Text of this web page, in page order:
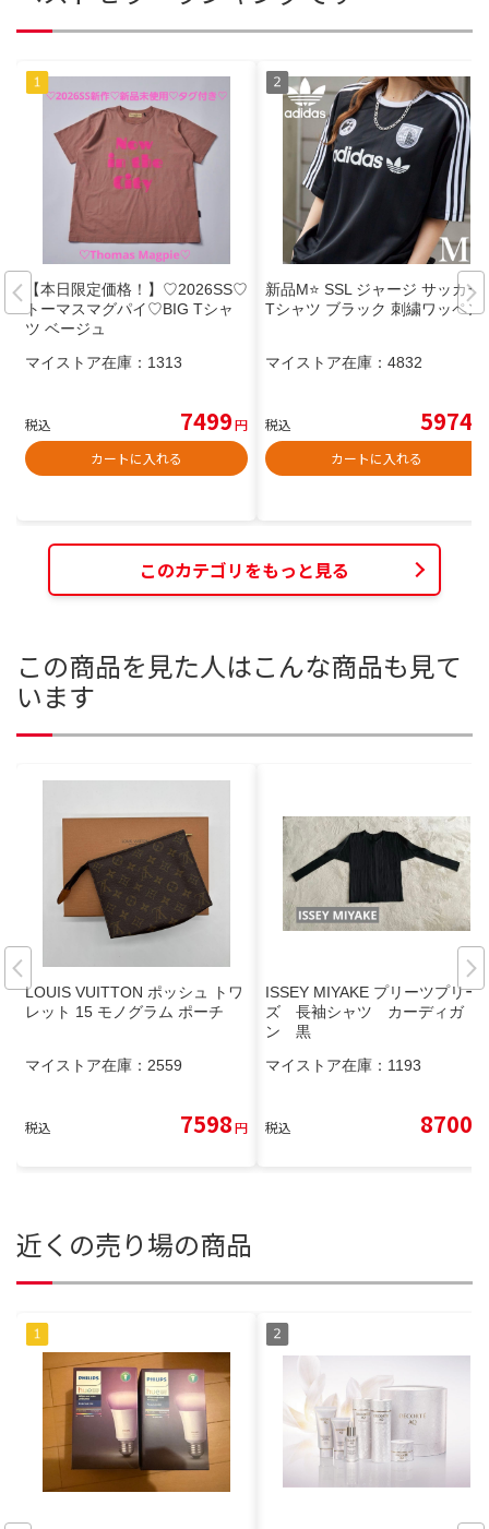
【本日限定価格！】♡2026SS♡
トーマスマグパイ♡BIG Tシャ
ツ ベージュ
マイストア在庫： 1313
税込 7499円
カートに入れる
新品M⭐️ SSL ジャージ サッカー
Tシャツ ブラック 刺繍ワッペン
マイストア在庫： 4832
税込 5974
カートに入れる
このカテゴリをもっと見る
この商品を見た人はこんな商品も見て
います
LOUIS VUITTON ポッシュ トワ
レット 15 モノグラム ポーチ
マイストア在庫： 2559
税込 7598円
ISSEY MIYAKE プリーツプリー
ズ 長袖シャツ カーディガ
ン 黒
マイストア在庫： 1193
税込 8700
近くの売り場の商品